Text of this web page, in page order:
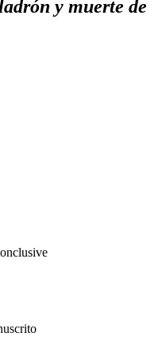
y muerte de